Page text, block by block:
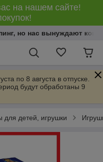
на нашем сайте!
но нас вынуждают
по 8 августа в отпуске.
будут обработаны 9
для детей, игрушки